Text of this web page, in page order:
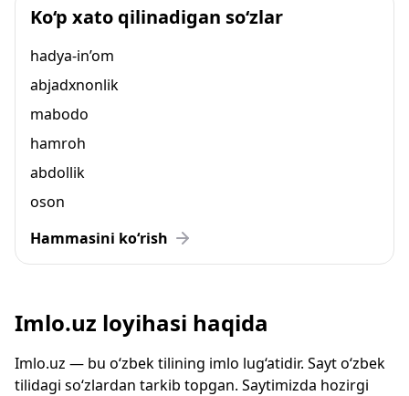
Ko‘p xato qilinadigan so‘zlar
hadya-in’om
abjadxnonlik
mabodo
hamroh
abdollik
oson
Hammasini ko‘rish
Imlo.uz loyihasi haqida
Imlo.uz — bu o‘zbek tilining imlo lug‘atidir. Sayt o‘zbek
tilidagi so‘zlardan tarkib topgan. Saytimizda hozirgi